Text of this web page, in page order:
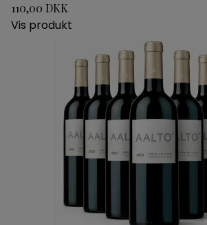
110,00 DKK
Vis produkt